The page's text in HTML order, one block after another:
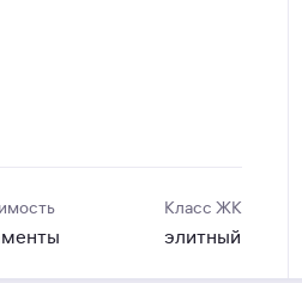
Класс ЖК
элитный